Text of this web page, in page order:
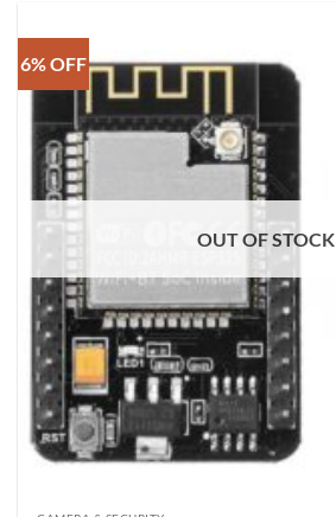
6% OFF
OUT OF STOCK